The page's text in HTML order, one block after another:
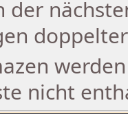
der
nicht